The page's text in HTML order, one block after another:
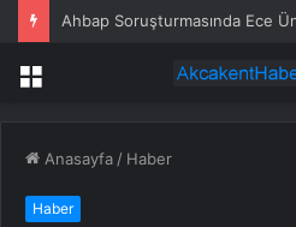
Menü
Anasayfa / Haber
Haber